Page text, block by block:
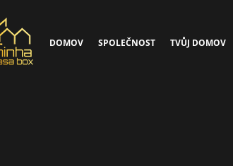
DOMOV SPOLEČNOST TVŮJ DOMOV